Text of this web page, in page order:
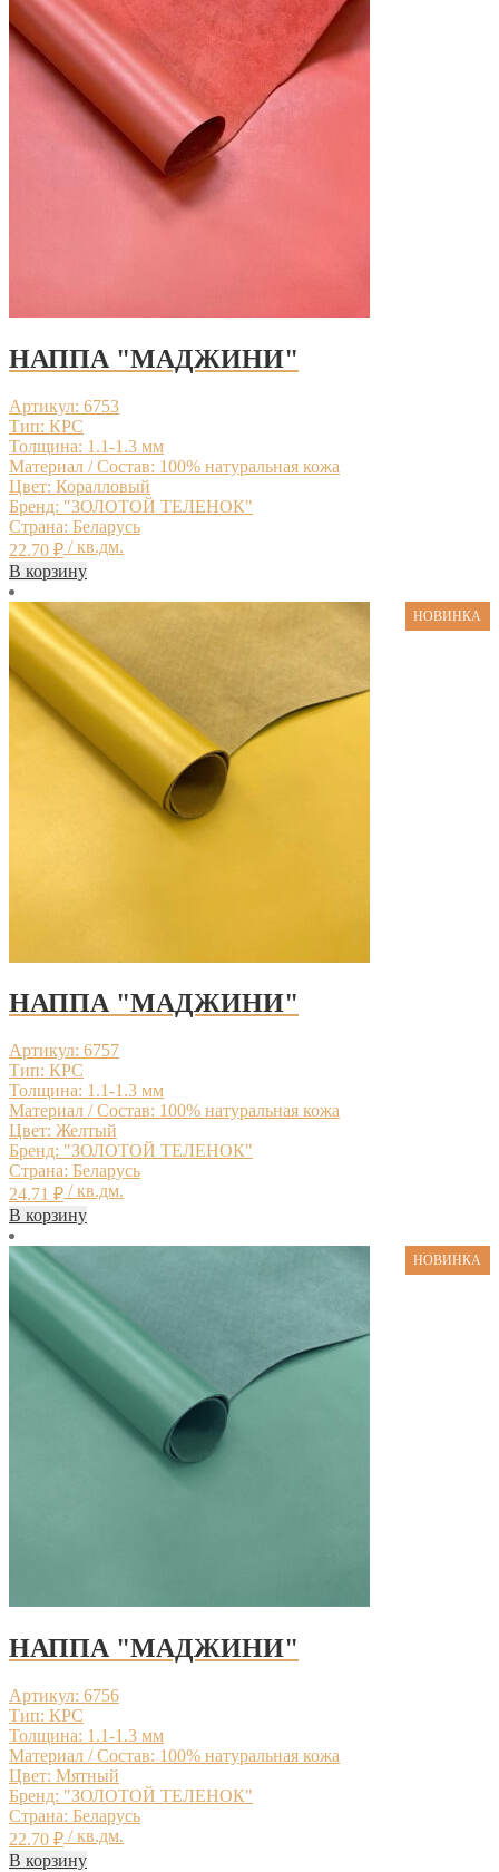
НАППА "МАДЖИНИ"
Артикул: 6753
Тип: КРС
Толщина: 1.1-1.3 мм
Материал / Состав: 100% натуральная кожа
Цвет: Коралловый
Бренд: "ЗОЛОТОЙ ТЕЛЕНОК"
Страна: Беларусь
22.70 ₽ / кв.дм.
В корзину
НОВИНКА
НАППА "МАДЖИНИ"
Артикул: 6757
Тип: КРС
Толщина: 1.1-1.3 мм
Материал / Состав: 100% натуральная кожа
Цвет: Желтый
Бренд: "ЗОЛОТОЙ ТЕЛЕНОК"
Страна: Беларусь
24.71 ₽ / кв.дм.
В корзину
НОВИНКА
НАППА "МАДЖИНИ"
Артикул: 6756
Тип: КРС
Толщина: 1.1-1.3 мм
Материал / Состав: 100% натуральная кожа
Цвет: Мятный
Бренд: "ЗОЛОТОЙ ТЕЛЕНОК"
Страна: Беларусь
22.70 ₽ / кв.дм.
В корзину